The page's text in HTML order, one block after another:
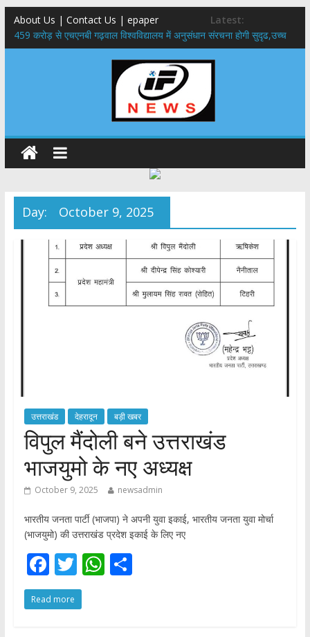
About Us | Contact Us | epaper
Latest:
459 करोड़ से एचएनबी गढ़वाल विश्वविद्यालय में अनुसंधान संरचना होगी सुदृढ,उच्च
शिक्षा मंत्री धन सिंह रावत ने नवनियुक्त केन्द्रीय शिक्षा मंत्री से की मुलाकात
राष्ट्रीय हथकरघा दिवस पर मुख्यमंत्री धामी ने उत्कृष्ट बुनकरों और हस्तशिल्प
​धामी कैबिनेट का बड़ा फैसला: पशुपालकों को 60% तक सब्सिडी, गंगा एक्सप्रेसवे का
​हरिद्वार से वीरभद्र (ऋषिकेश) तक निकली BJYM की भव्य कांवड़ यात्रा; तेजस्वी
सूर्या ने की देश व प्रदेशवासियों के कल्याण की कामना
24×7 अलर्ट मोड में रहें अधिकारी-मुख्य सचिव मानसून-एसईओसी से मुख्य सचिव ने
की विस्तृत समीक्षा कहा-बंद सड़कों को शीघ्र खोला जाए, लोगों को न हो दिक्कत
Day: October 9, 2025
उत्तराखंड देहरादून बड़ी खबर
विपुल मैंदोली बने उत्तराखंड
भाजयुमो के नए अध्यक्ष
October 9, 2025 newsadmin
भारतीय जनता पार्टी (भाजपा) ने अपनी युवा इकाई, भारतीय जनता युवा मोर्चा
(भाजयुमो) की उत्तराखंड प्रदेश इकाई के लिए नए
F
ac
e
T
w
itt
W S
Read more